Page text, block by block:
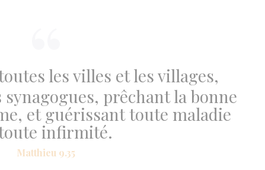
les villes et les villages,
prêchant la bonne
et guérissant toute maladie
infirmité.
Matthieu 9.35